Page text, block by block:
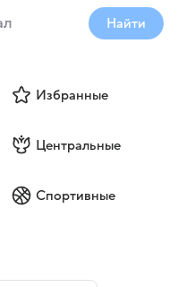
Найти
Избранные
Центральные
Спортивные